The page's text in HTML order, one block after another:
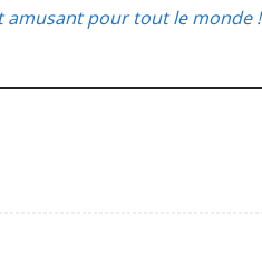
amusant pour tout le monde !